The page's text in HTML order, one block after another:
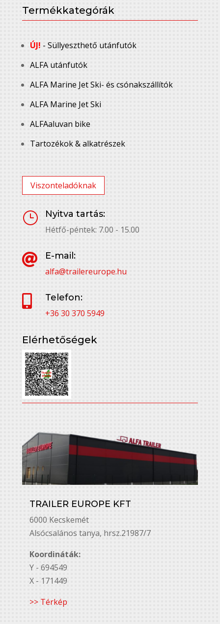
Termékkategórák
ÚJ! - Süllyeszthető utánfutók
ALFA utánfutók
ALFA Marine Jet Ski- és csónakszállítók
ALFA Marine Jet Ski
ALFAaluvan bike
Tartozékok & alkatrészek
Viszonteladóknak
}
Nyitva tartás:
Hétfő-péntek: 7.00 - 15.00

E-mail:
alfa@trailereurope.hu

Telefon:
+36 30 370 5949
Elérhetőségek
TRAILER EUROPE KFT
6000 Kecskemét
Alsó￳csalános tanya, hrsz.21987/7
Koordináták:
Y - 694549
X - 171449
>> Térkép